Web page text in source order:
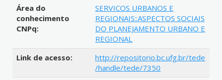
Área do
conhecimento
CNPq:
SERVICOS URBANOS E
REGIONAIS::ASPECTOS SOCIAIS
DO PLANEJAMENTO URBANO E
REGIONAL
Link de acesso:
http://repositorio.bc.ufg.br/tede
/handle/tede/7350